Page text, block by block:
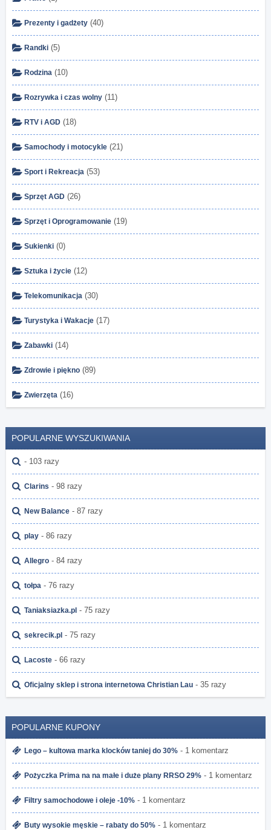
Prezenty i gadżety (40)
Randki (5)
Rodzina (10)
Rozrywka i czas wolny (11)
RTV i AGD (18)
Samochody i motocykle (21)
Sport i Rekreacja (53)
Sprzęt AGD (26)
Sprzęt i Oprogramowanie (19)
Sukienki (0)
Sztuka i życie (12)
Telekomunikacja (30)
Turystyka i Wakacje (17)
Zabawki (14)
Zdrowie i piękno (89)
Zwierzęta (16)
POPULARNE WYSZUKIWANIA
- 103 razy
Clarins - 98 razy
New Balance - 87 razy
play - 86 razy
Allegro - 84 razy
tołpa - 76 razy
Taniaksiazka.pl - 75 razy
sekrecik.pl - 75 razy
Lacoste - 66 razy
Oficjalny sklep i strona internetowa Christian Lau - 35 razy
POPULARNE KUPONY
Lego – kultowa marka klocków taniej do 30% - 1 komentarz
Pożyczka Prima na na małe i duże plany RRSO 29% - 1 komentarz
Filtry samochodowe i oleje -10% - 1 komentarz
Buty wysokie męskie – rabaty do 50% - 1 komentarz